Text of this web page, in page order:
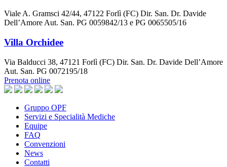
Viale A. Gramsci 42/44, 47122 Forlì (FC) Dir. San. Dr. Davide
Dell’Amore Aut. San. PG 0059842/13 e PG 0065505/16
Villa Orchidee
Via Balducci 38, 47121 Forlì (FC) Dir. San. Dr. Davide Dell’Amore
Aut. San. PG 0072195/18
Prenota online
Gruppo OPF
Servizi e Specialità Mediche
Equipe
FAQ
Convenzioni
News
Contatti